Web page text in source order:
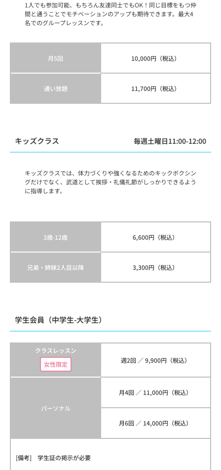
1人でも参加可能、もちろん友達同士でもOK！同じ目標をもつ仲
間と通うことでモチベーションのアップも期待できます。最大4
名でのグループレッスンです。
月5回 10,000円（税込）
通い放題 11,700円（税込）
キッズクラス 毎週土曜日11:00-12:00
キッズクラスでは、体力づくりや強くなるためのキックボクシン
グだけでなく、武道として挨拶・礼儀礼節がしっかりできるよう
に指導します。
3歳-12歳 6,600円（税込）
兄弟・姉妹2人目以降 3,300円（税込）
学生会員（中学生-大学生）
クラスレッスン
女性限定
週2回 ／ 9,900円（税込）
パーソナル
月4回 ／ 11,000円（税込）
月6回 ／ 14,000円（税込）
[備考] 学生証の掲示が必要